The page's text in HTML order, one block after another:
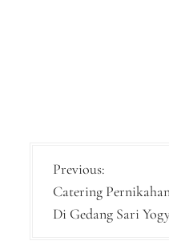
P
o
s
Previous:
Catering
Di Gedang Sari